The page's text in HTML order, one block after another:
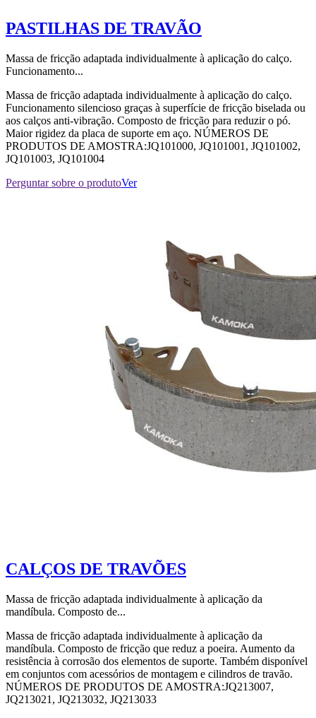
PASTILHAS DE TRAVÃO
Massa de fricção adaptada individualmente à aplicação do calço.
Funcionamento...
Massa de fricção adaptada individualmente à aplicação do calço.
Funcionamento silencioso graças à superfície de fricção biselada ou
aos calços anti-vibração. Composto de fricção para reduzir o pó.
Maior rigidez da placa de suporte em aço. NÚMEROS DE
PRODUTOS DE AMOSTRA:JQ101000, JQ101001, JQ101002,
JQ101003, JQ101004
Perguntar sobre o produtoVer
CALÇOS DE TRAVÕES
Massa de fricção adaptada individualmente à aplicação da
mandíbula. Composto de...
Massa de fricção adaptada individualmente à aplicação da
mandíbula. Composto de fricção que reduz a poeira. Aumento da
resistência à corrosão dos elementos de suporte. Também disponível
em conjuntos com acessórios de montagem e cilindros de travão.
NÚMEROS DE PRODUTOS DE AMOSTRA:JQ213007,
JQ213021, JQ213032, JQ213033